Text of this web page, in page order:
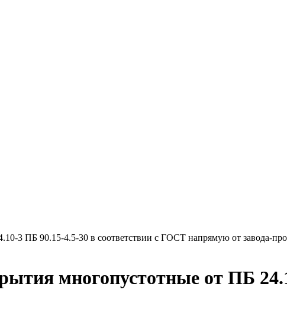
3 ПБ 90.15-4.5-30 в соответствии с ГОСТ напрямую от завода-
многопустотные от ПБ